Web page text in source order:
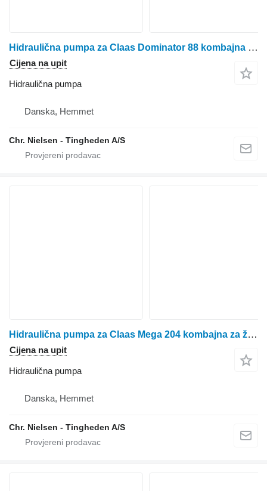
Hidraulična pumpa za Claas Dominator 88 kombajna za žito
Cijena na upit
Hidraulična pumpa
Danska, Hemmet
Chr. Nielsen - Tingheden A/S
Hidraulična pumpa za Claas Mega 204 kombajna za žito
Cijena na upit
Hidraulična pumpa
Danska, Hemmet
Chr. Nielsen - Tingheden A/S